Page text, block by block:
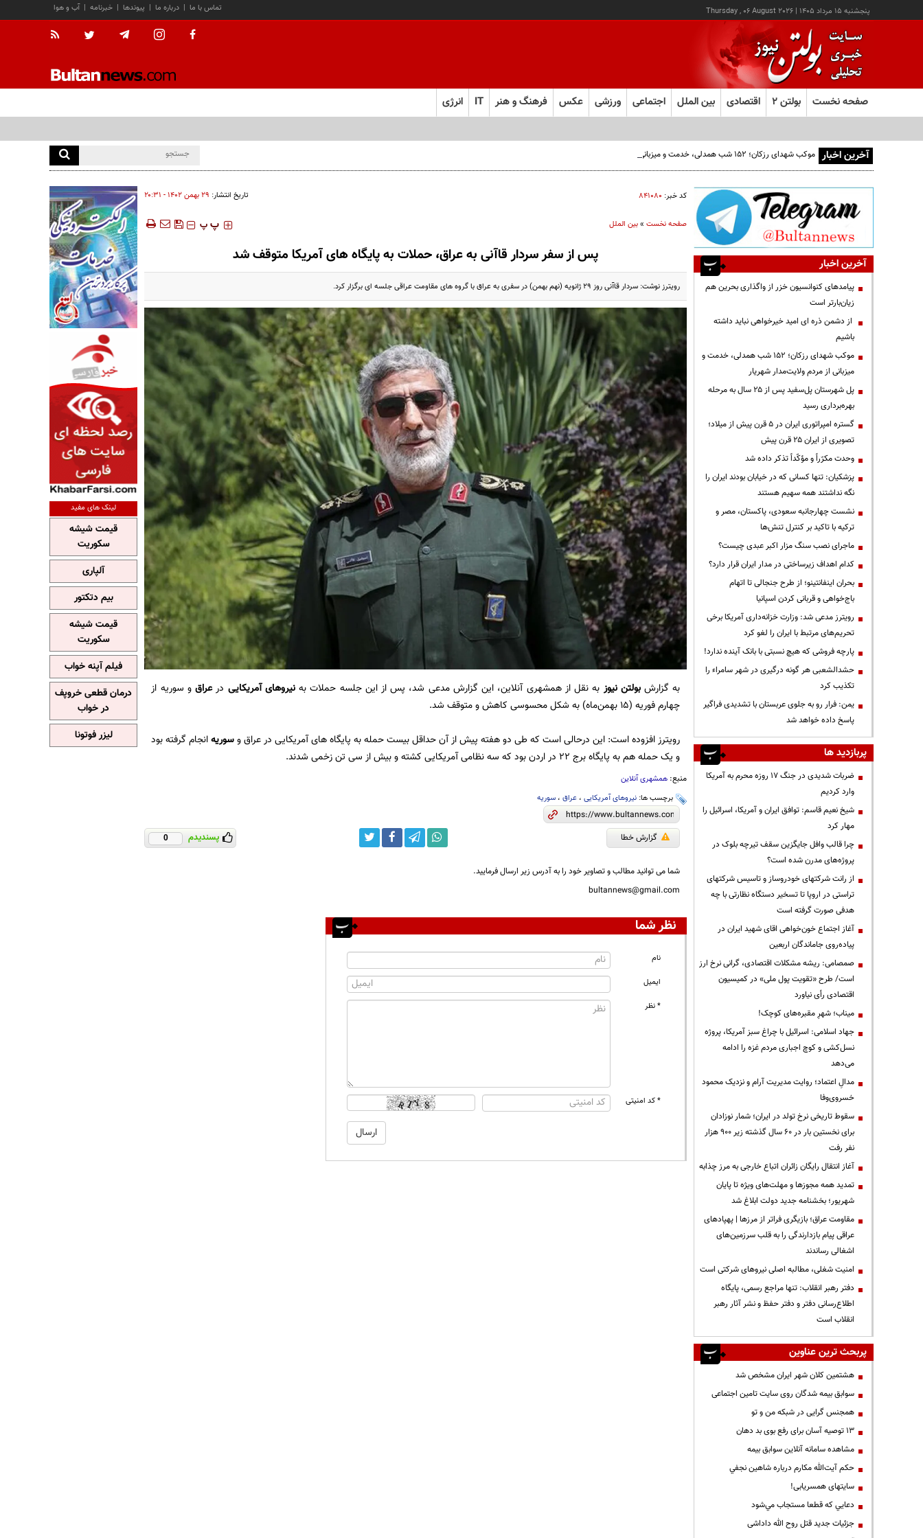
پنجشنبه ۱۵ مرداد ۱۴۰۵ |
Thursday , 06 August 2026 آب و هوا | خبرنامه | پیوندها | درباره ما | تماس با ما
صفحه نخست بولتن ۲ اقتصادی بین الملل اجتماعی ورزشی عکس فرهنگ و هنر IT انرژی
آخرین اخبار موکب شهدای رزکان؛ ۱۵۲ شب همدلی، خدمت و میزبانی از مردم ولایت‌مدار شهریار
کد خبر: ۸۴۱۰۸۰ تاریخ انتشار: ۲۹ بهمن ۱۴۰۲ - ۲۰:۳۱
صفحه نخست»بین الملل ‍‍‍ پ پ
پس از سفر سردار قاآنی به عراق، حملات به پایگاه های آمریکا متوقف شد
رویترز نوشت: سردار قاآنی روز ۲۹ ژانویه (نهم بهمن) در سفری به عراق با گروه های مقاومت عراقی جلسه ای برگزار کرد.
به گزارشبولتن نیوز به نقل از همشهری آنلاین، این گزارش مدعی شد، پس از این جلسه حملات بهنیروهای آمریکایی درعراقو سوریه از
چهارم فوریه (۱۵ بهمن‌ماه) به شکل محسوسی کاهش و متوقف شد.
رویترز افزوده است: این درحالی است که طی دو هفته پیش از آن حداقل بیست حمله به پایگاه های آمریکایی در عراق وسوریهانجام گرفته بود
و یک حمله هم به پایگاه برج ۲۲ در اردن بود که سه نظامی آمریکایی کشته و بیش از سی تن زخمی شدند.
منبع: همشهری آنلاین
برچسب ها: نیروهای آمریکایی، عراق، سوریه
گزارش خطا پسندیدم 0
شما می توانید مطالب و تصاویر خود را به آدرس زیر ارسال فرمایید.
bultannews@gmail.com
نظر شما
نام
ایمیل
* نظر
* کد امنیتی
آخرین اخبار
پیامدهای کنوانسیون خزر از واگذاری بحرین هم
زیان‌بارتر است
از دشمن ذره ای امید خیرخواهی نباید داشته
باشیم
موکب شهدای رزکان؛ ۱۵۲ شب همدلی، خدمت و
میزبانی از مردم ولایت‌مدار شهریار
پل شهرستان پل‌سفید پس از ۲۵ سال به مرحله
بهره‌برداری رسید
گستره امپراتوری ایران در ۵ قرن پیش از میلاد؛
تصویری از ایران ۲۵ قرن پیش
وحدت مکرّراً و مؤکّداً تذکر داده شد
پزشکیان: تنها کسانی که در خیابان بودند ایران را
نگه نداشتند همه سهیم هستند
نشست چهارجانبه سعودی، پاکستان، مصر و
ترکیه با تاکید بر کنترل تنش‌ها
ماجرای نصب سنگ مزار اکبر عبدی چیست؟
کدام اهداف زیرساختی در مدار ایران قرار دارد؟
بحران اینفانتینو؛ از طرح جنجالی تا اتهام
باج‌خواهی و قربانی کردن اسپانیا
رویترز مدعی شد: وزارت خزانه‌داری آمریکا برخی
تحریم‌های مرتبط با ایران را لغو کرد
پارچه فروشی که هیچ نسبتی با بانک آینده ندارد!
حشدالشعبی هر گونه درگیری در شهر سامراء را
تکذیب کرد
یمن: فرار رو به جلوی عربستان با تشدیدی فراگیر
پاسخ داده خواهد شد
پربازدید ها
ضربات شدیدی در جنگ ۱۷ روزه محرم به آمریکا
وارد کردیم
شیخ نعیم قاسم: توافق ایران و آمریکا، اسرائیل را
مهار کرد
چرا قالب وافل جایگزین سقف تیرچه بلوک در
پروژه‌های مدرن شده است؟
از رانت‌ شرکتهای خودروساز و تاسیس شرکتهای
تراستی در اروپا تا تسخیر دستگاه نظارتی با چه
هدفی صورت گرفته است
آغاز اجتماع خون‌خواهی اقای شهید ایران در
پیاده‌روی جاماندگان اربعین
صمصامی: ریشه مشکلات اقتصادی، گرانی نرخ ارز
است/ طرح «تقویت پول ملی» در کمیسیون
اقتصادی رأی نیاورد
میناب؛ شهرِ مقبره‌های کوچک!
جهاد اسلامی: اسرائیل با چراغ سبز آمریکا، پروژه
نسل‌کشی و کوچ اجباری مردم غزه را ادامه
می‌دهد
مدالِ اعتماد؛ روایت مدیریت آرام و نزدیک محمود
خسروی‌وفا
سقوط تاریخی نرخ تولد در ایران؛ شمار نوزادان
برای نخستین بار در ۶۰ سال گذشته زیر ۹۰۰ هزار
نفر رفت
آغاز انتقال رایگان زائران اتباع خارجی به مرز چذابه
تمدید همه مجوزها و مهلت‌های ویژه تا پایان
شهریور؛ بخشنامه جدید دولت ابلاغ شد
مقاومت عراق؛ بازیگری فراتر از مرزها | پهپادهای
عراقی پیام بازدارندگی را به قلب سرزمین‌های
اشغالی رساندند
‌امنیت شغلی، مطالبه اصلی نیروهای شرکتی است
دفتر رهبر انقلاب: تنها مراجع رسمی، پایگاه
اطلاع‌رسانی دفتر و دفتر حفظ و نشر آثار رهبر
انقلاب است
پربحث ترین عناوین
هشتمین کلان شهر ایران مشخص شد
سوابق بیمه شدگان روی سایت تامین اجتماعی
همجنس گرایی در شبکه من و تو
13 توصیه آسان برای رفع بوی بد دهان
مشاهده سامانه آنلاين سوابق بیمه
حكم آيت‌الله مكارم درباره شاهين نجفي
سایتهای همسریابی!
دعايي كه قطعا مستجاب مي‌شود
جزئیات جدید قتل روح الله داداشی
لینک های مفید
قیمت شیشه
سکوریت
آلپاری
بیم دتکتور
قیمت شیشه
سکوریت
فیلم آپنه خواب
درمان قطعی خروپف
در خواب
لیزر فوتونا